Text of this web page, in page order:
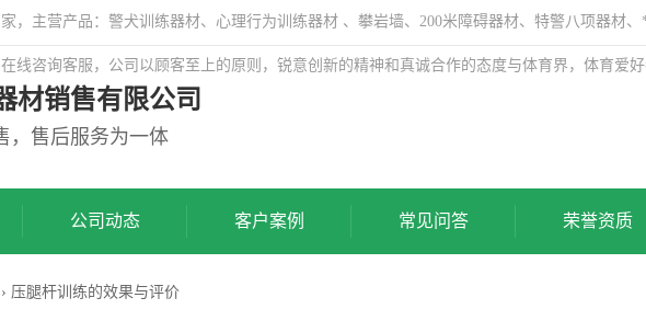
，主营产品：警犬训练器材、心理行为训练器材 、攀岩墙、200米障碍器材、特警八项器材
线咨询客服，公司以顾客至上的原则，锐意创新的精神和真诚合作的态度与体育界，体育爱
材销售有限公司
，售后服务为一体
公司动态 客户案例 常见问答 荣誉资质
› 压腿杆训练的效果与评价